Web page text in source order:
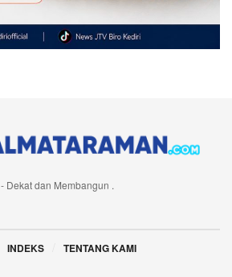
- Dekat dan Membangun .
INDEKS TENTANG KAMI